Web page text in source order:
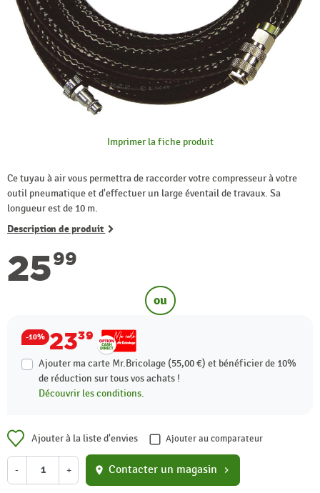
Imprimer la fiche produit
Ce tuyau à air vous permettra de raccorder votre compresseur à votre
outil pneumatique et d'effectuer un large éventail de travaux. Sa
longueur est de 10 m.
Description de produit
2599
ou
-10% 2339
Ajouter ma carte Mr.Bricolage (55,00 €) et bénéficier de 10%
de réduction sur tous vos achats !
Découvrir les conditions.
Ajouter à la liste d'envies Ajouter au comparateur
- + location_on Contacter un magasin chevron_right